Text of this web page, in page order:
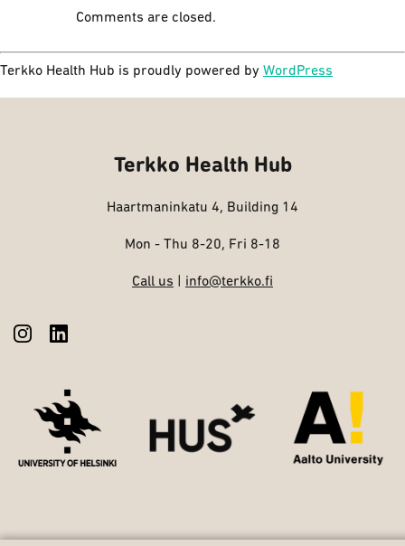
Comments are closed.
Terkko Health Hub is proudly powered by WordPress
Terkko Health Hub
Haartmaninkatu 4, Building 14
Mon - Thu 8-20, Fri 8-18
Call us info@terkko.fi